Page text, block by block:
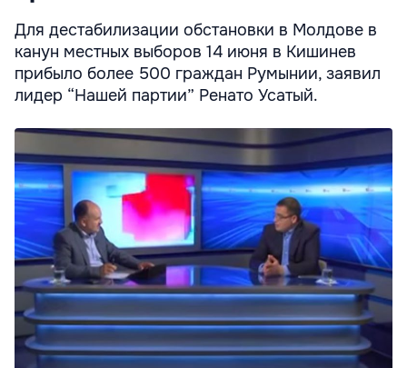
Для дестабилизации обстановки в Молдове в
канун местных выборов 14 июня в Кишинев
прибыло более 500 граждан Румынии, заявил
лидер “Нашей партии” Ренато Усатый.